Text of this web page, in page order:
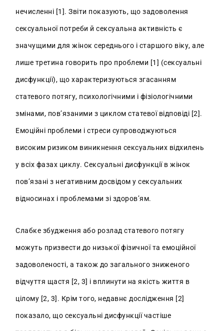
нечисленні [1]. Звіти показують, що задоволення
сексуальної потреби й сексуальна активність є
значущими для жінок середнього і старшого віку, але
лише третина говорить про проблеми [1] (сексуальні
дисфункції), що характеризуються згасанням
статевого потягу, психологічними і фізіологічними
змінами, пов’язаними з циклом статевої відповіді [2].
Емоційні проблеми і стреси супроводжуються
високим ризиком виникнення сексуальних відхилень
у всіх фазах циклу. Сексуальні дисфункції в жінок
пов’язані з негативним досвідом у сексуальних
відносинах і проблемами зі здоров’ям.
Слабке збудження або розлад статевого потягу
можуть призвести до низької фізичної та емоційної
задоволеності, а також до загального зниженого
відчуття щастя [2, 3] і вплинути на якість життя в
цілому [2, 3]. Крім того, недавнє дослідження [2]
показало, що сексуальні дисфункції частіше